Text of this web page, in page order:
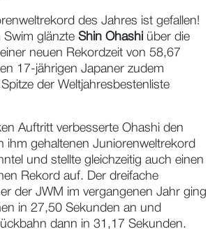
des Jahres ist gefallen!
Swim glänzte Shin Ohashi über die
neuen Rekordzeit von 58,67
17-jährigen Japaner zudem
der Weltjahresbestenliste
Auftritt verbesserte Ohashi den
ihm gehaltenen Juniorenweltrekord
und stellte gleichzeitig auch einen
Rekord auf. Der dreifache
der JWM im vergangenen Jahr ging
in 27,50 Sekunden an und
dann in 31,17 Sekunden.